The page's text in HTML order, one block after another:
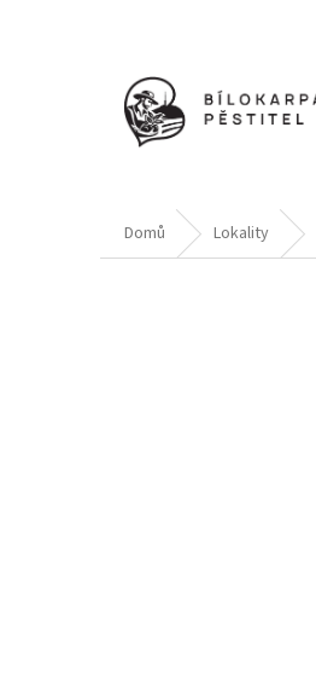
Domů Lokality